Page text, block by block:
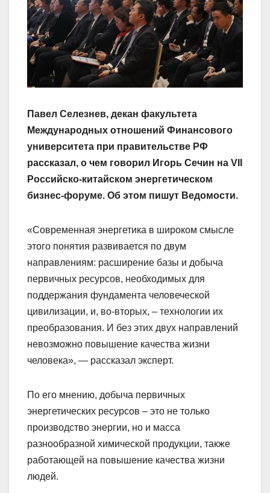
Павел Селезнев, декан факультета
Международных отношений Финансового
университета при правительстве РФ
рассказал, о чем говорил Игорь Сечин на VII
Российско-китайском энергетическом
бизнес-форуме. Об этом пишут Ведомости.
«Современная энергетика в широком смысле
этого понятия развивается по двум
направлениям: расширение базы и добыча
первичных ресурсов, необходимых для
поддержания фундамента человеческой
цивилизации, и, во-вторых, – технологии их
преобразования. И без этих двух направлений
невозможно повышение качества жизни
человека», — рассказал эксперт.
По его мнению, добыча первичных
энергетических ресурсов – это не только
производство энергии, но и масса
разнообразной химической продукции, также
работающей на повышение качества жизни
людей.